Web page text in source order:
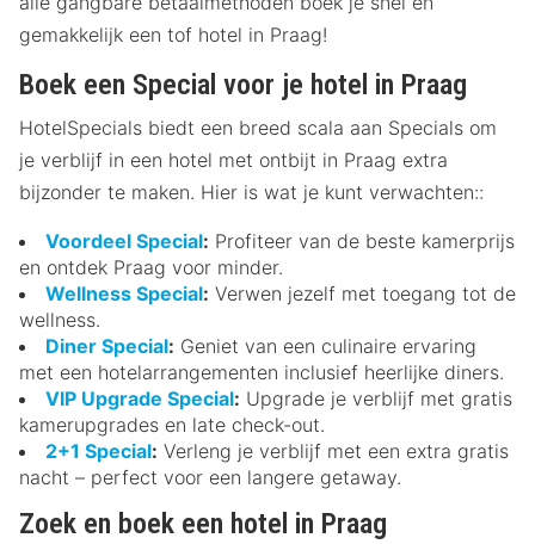
gemakkelijk een tof hotel in Praag!
Boek een Special voor je hotel in Praag
HotelSpecials biedt een breed scala aan Specials om
je verblijf in een hotel met ontbijt in Praag extra
bijzonder te maken. Hier is wat je kunt verwachten::
Voordeel Special: Profiteer van de beste kamerprijs
en ontdek Praag voor minder.
Wellness Special: Verwen jezelf met toegang tot de
wellness.
Diner Special: Geniet van een culinaire ervaring
met een hotelarrangementen inclusief heerlijke diners.
VIP Upgrade Special: Upgrade je verblijf met gratis
kamerupgrades en late check-out.
2+1 Special: Verleng je verblijf met een extra gratis
nacht – perfect voor een langere getaway.
Zoek en boek een hotel in Praag